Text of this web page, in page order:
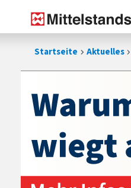
Startseite Aktuelles